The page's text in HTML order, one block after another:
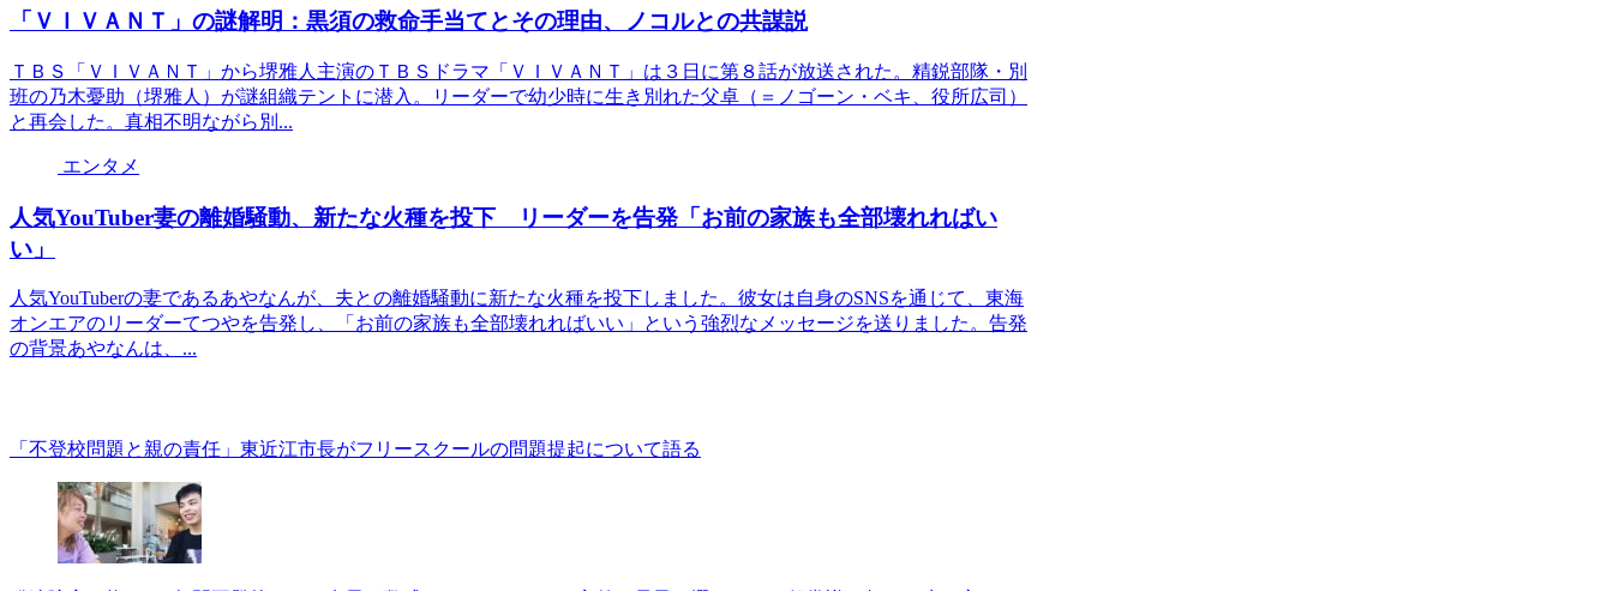
「ＶＩＶＡＮＴ」の謎解明：黒須の救命手当てとその理由、ノコルとの共謀説
ＴＢＳ「ＶＩＶＡＮＴ」から堺雅人主演のＴＢＳドラマ「ＶＩＶＡＮＴ」は３日に第８話が放送された。精鋭部隊・別
班の乃木憂助（堺雅人）が謎組織テントに潜入。リーダーで幼少時に生き別れた父卓（＝ノゴーン・ベキ、役所広司）
と再会した。真相不明ながら別...
エンタメ
人気YouTuber妻の離婚騒動、新たな火種を投下 リーダーを告発「お前の家族も全部壊れればい
い」
人気YouTuberの妻であるあやなんが、夫との離婚騒動に新たな火種を投下しました。彼女は自身のSNSを通じて、東海
オンエアのリーダーてつやを告発し、「お前の家族も全部壊れればいい」という強烈なメッセージを送りました。告発
の背景あやなんは、...
「不登校問題と親の責任」東近江市長がフリースクールの問題提起について語る